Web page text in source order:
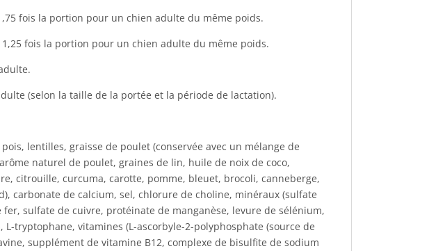
fois la portion pour un chien adulte du même poids.
fois la portion pour un chien adulte du même poids.
(selon la taille de la portée et la période de lactation).
lentilles, graisse de poulet (conservée avec un mélange de
naturel de poulet, graines de lin, huile de noix de coco,
citrouille, curcuma, carotte, pomme, bleuet, brocoli, canneberge,
carbonate de calcium, sel, chlorure de choline, minéraux (sulfate
sulfate de cuivre, protéinate de manganèse, levure de sélénium,
tryptophane, vitamines (L-ascorbyle-2-polyphosphate (source de
supplément de vitamine B12, complexe de bisulfite de sodium